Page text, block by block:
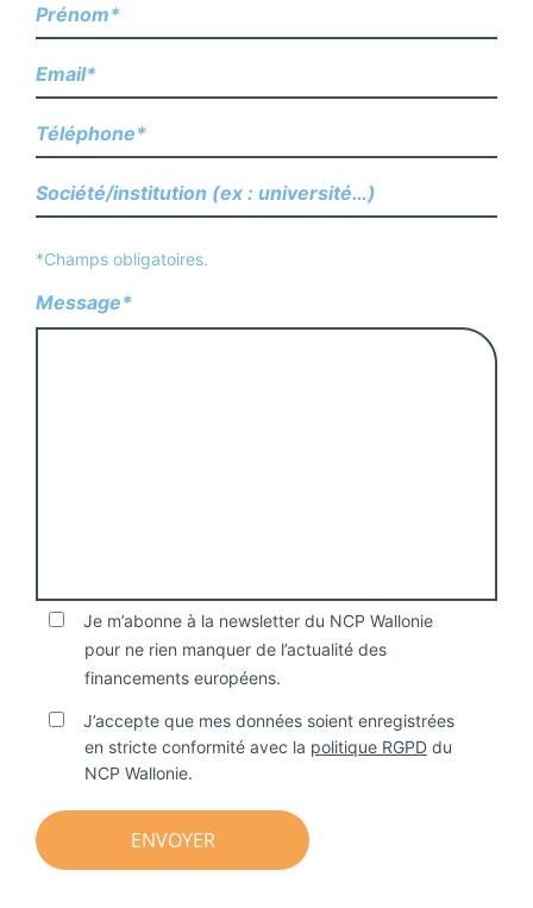
*Champs obligatoires.
Message*
Je m’abonne à la newsletter du NCP Wallonie
pour ne rien manquer de l’actualité des
financements européens.
J’accepte que mes données soient enregistrées
en stricte conformité avec la politique RGPD du
NCP Wallonie.